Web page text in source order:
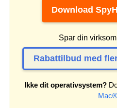
Download
Spar din
Rabattilbud med
Ikke dit operativsystem?
Mac®